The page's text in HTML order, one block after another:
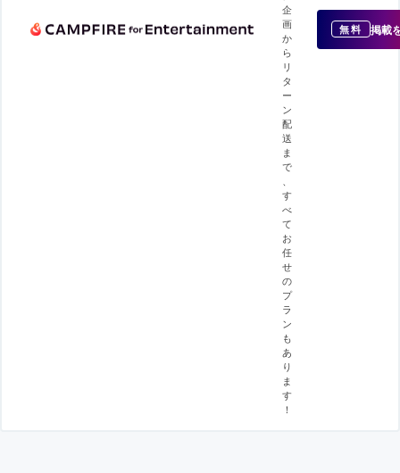
企
画
か
ら
リ
タ
ー
ン
配
送
ま
で
す
べ
て
お
任
せ
の
プ
ラ
ン
も
あ
り
ま
す
！
無料 掲載